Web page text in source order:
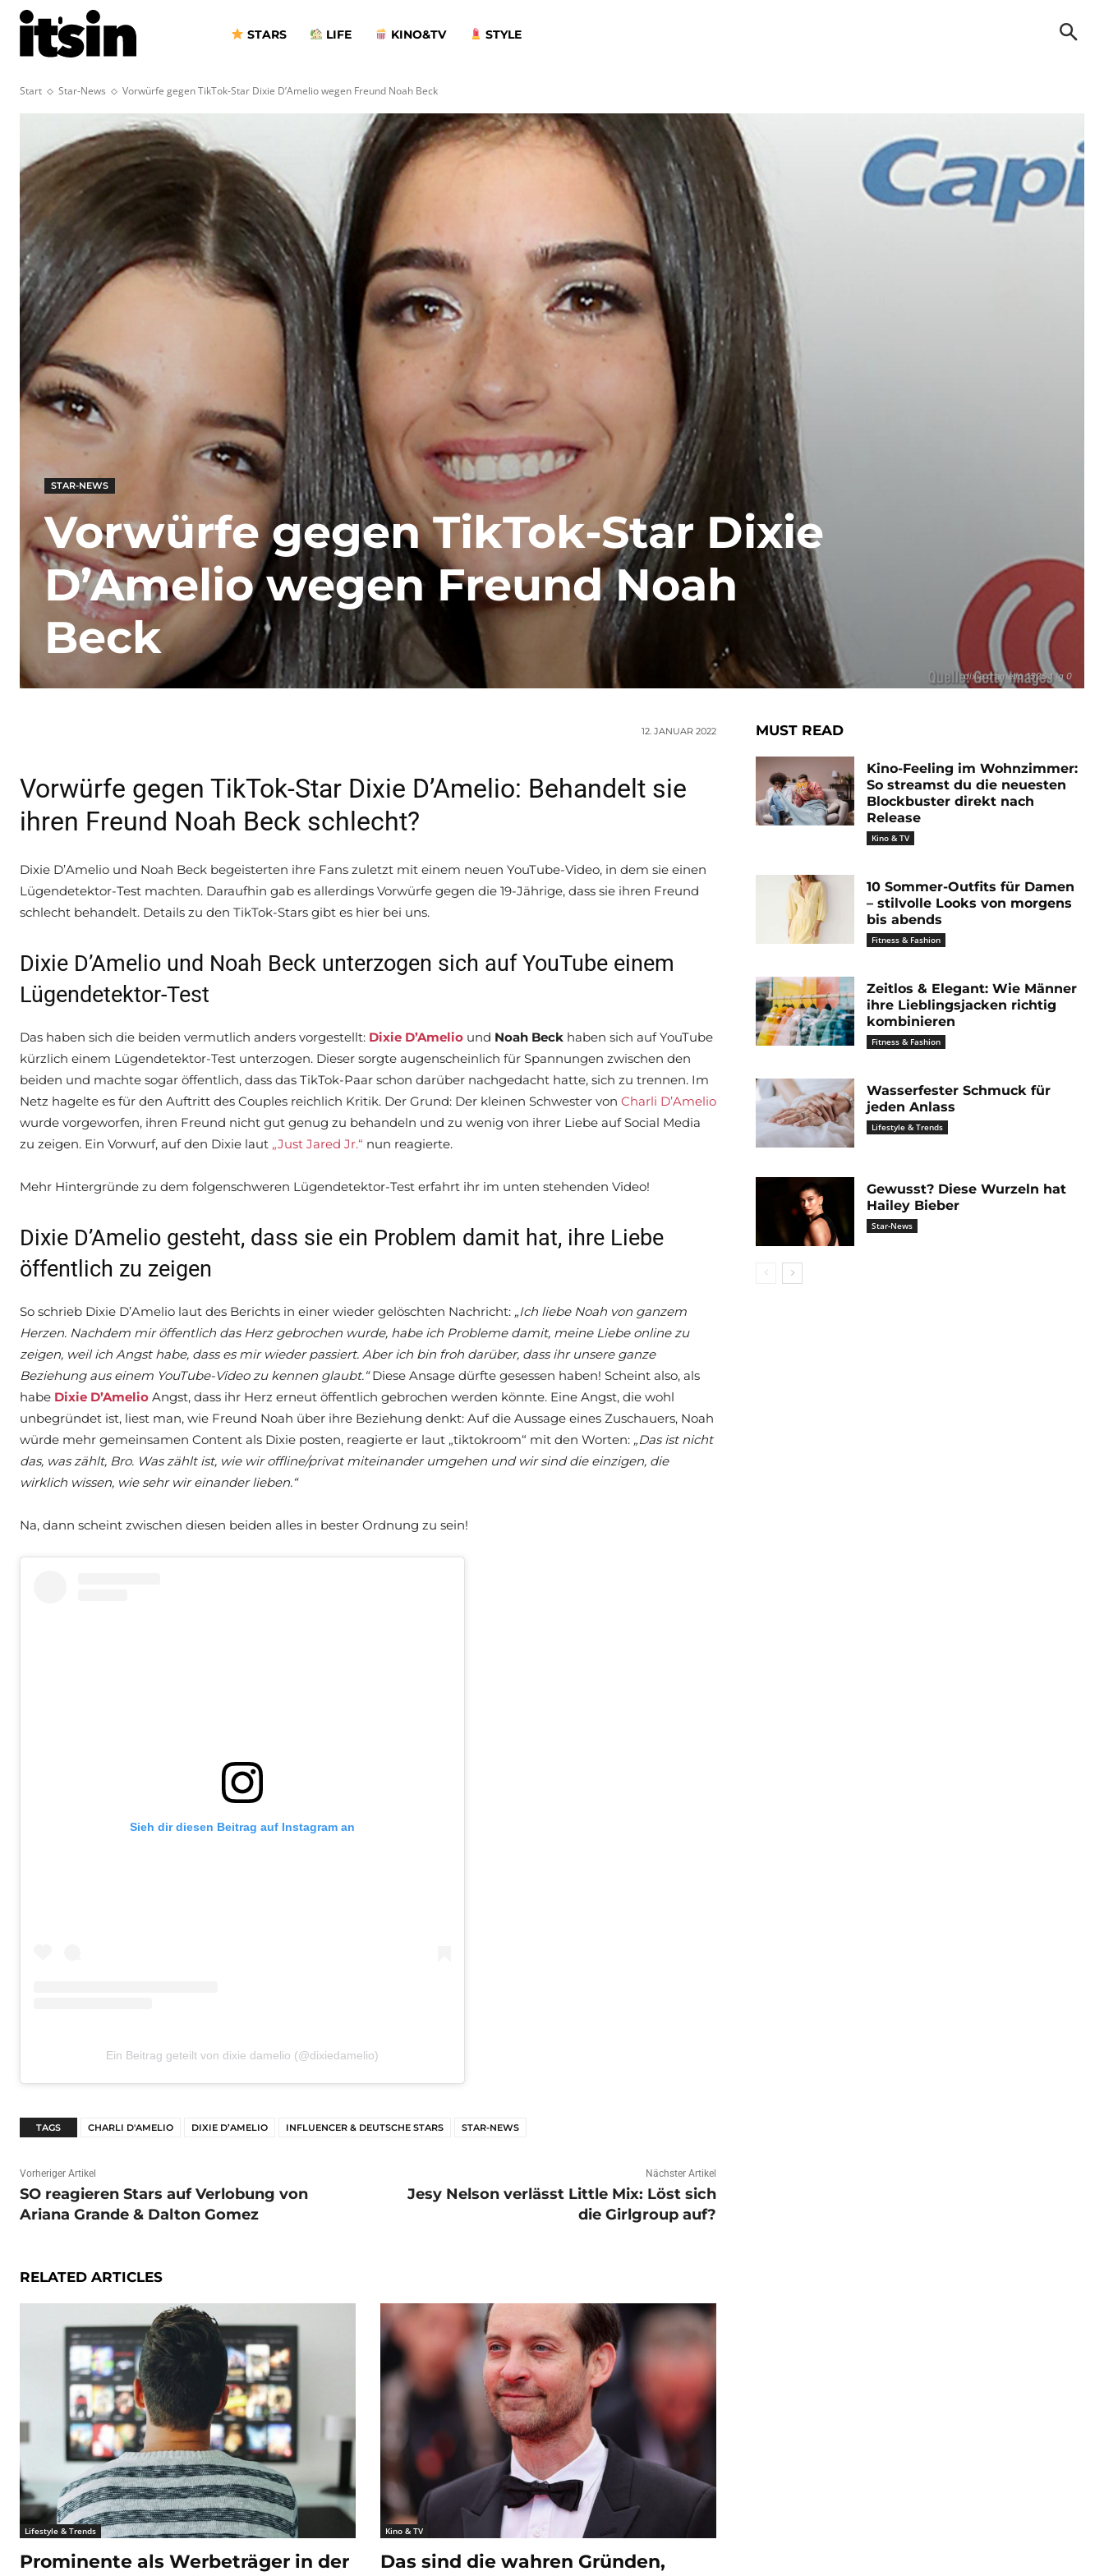
STARS LIFE KINO&TV STYLE
Start Star-News Vorwürfe gegen TikTok-Star Dixie D’Amelio wegen Freund Noah Beck
dixie d amelio 15264 lg 0
STAR-NEWS
Vorwürfe gegen TikTok-Star Dixie
D’Amelio wegen Freund Noah
Beck
12. JANUAR 2022
Vorwürfe gegen TikTok-Star Dixie D’Amelio: Behandelt sie
ihren Freund Noah Beck schlecht?
Dixie D’Amelio und Noah Beck begeisterten ihre Fans zuletzt mit einem neuen YouTube-Video, in dem sie einen
Lügendetektor-Test machten. Daraufhin gab es allerdings Vorwürfe gegen die 19-Jährige, dass sie ihren Freund
schlecht behandelt. Details zu den TikTok-Stars gibt es hier bei uns.
Dixie D’Amelio und Noah Beck unterzogen sich auf YouTube einem
Lügendetektor-Test
Das haben sich die beiden vermutlich anders vorgestellt: Dixie D’Amelio und Noah Beck haben sich auf YouTube
kürzlich einem Lügendetektor-Test unterzogen. Dieser sorgte augenscheinlich für Spannungen zwischen den
beiden und machte sogar öffentlich, dass das TikTok-Paar schon darüber nachgedacht hatte, sich zu trennen. Im
Netz hagelte es für den Auftritt des Couples reichlich Kritik. Der Grund: Der kleinen Schwester von Charli D’Amelio
wurde vorgeworfen, ihren Freund nicht gut genug zu behandeln und zu wenig von ihrer Liebe auf Social Media
zu zeigen. Ein Vorwurf, auf den Dixie laut „Just Jared Jr.“ nun reagierte.
Mehr Hintergründe zu dem folgenschweren Lügendetektor-Test erfahrt ihr im unten stehenden Video!
Dixie D’Amelio gesteht, dass sie ein Problem damit hat, ihre Liebe
öffentlich zu zeigen
So schrieb Dixie D’Amelio laut des Berichts in einer wieder gelöschten Nachricht: „Ich liebe Noah von ganzem
Herzen. Nachdem mir öffentlich das Herz gebrochen wurde, habe ich Probleme damit, meine Liebe online zu
zeigen, weil ich Angst habe, dass es mir wieder passiert. Aber ich bin froh darüber, dass ihr unsere ganze
Beziehung aus einem YouTube-Video zu kennen glaubt.“Diese Ansage dürfte gesessen haben! Scheint also, als
habe Dixie D’Amelio Angst, dass ihr Herz erneut öffentlich gebrochen werden könnte. Eine Angst, die wohl
unbegründet ist, liest man, wie Freund Noah über ihre Beziehung denkt: Auf die Aussage eines Zuschauers, Noah
würde mehr gemeinsamen Content als Dixie posten, reagierte er laut „tiktokroom“ mit den Worten: „Das ist nicht
das, was zählt, Bro. Was zählt ist, wie wir offline/privat miteinander umgehen und wir sind die einzigen, die
wirklich wissen, wie sehr wir einander lieben.“
Na, dann scheint zwischen diesen beiden alles in bester Ordnung zu sein!
Sieh dir diesen Beitrag auf Instagram an
Ein Beitrag geteilt von dixie damelio (@dixiedamelio)
TAGS CHARLI D'AMELIO DIXIE D’AMELIO INFLUENCER & DEUTSCHE STARS STAR-NEWS
Vorheriger Artikel
SO reagieren Stars auf Verlobung von
Ariana Grande & Dalton Gomez
Nächster Artikel
Jesy Nelson verlässt Little Mix: Löst sich
die Girlgroup auf?
RELATED ARTICLES
Lifestyle & Trends
Prominente als Werbeträger in der
Kino & TV
Das sind die wahren Gründen,
MUST READ
Kino-Feeling im Wohnzimmer:
So streamst du die neuesten
Blockbuster direkt nach
Release
Kino & TV
10 Sommer-Outfits für Damen
– stilvolle Looks von morgens
bis abends
Fitness & Fashion
Zeitlos & Elegant: Wie Männer
ihre Lieblingsjacken richtig
kombinieren
Fitness & Fashion
Wasserfester Schmuck für
jeden Anlass
Lifestyle & Trends
Gewusst? Diese Wurzeln hat
Hailey Bieber
Star-News